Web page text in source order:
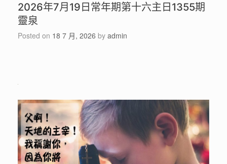
2026年7月19日常年期第十六主日1355期
靈泉
Posted on 18 7 月, 2026 by admin